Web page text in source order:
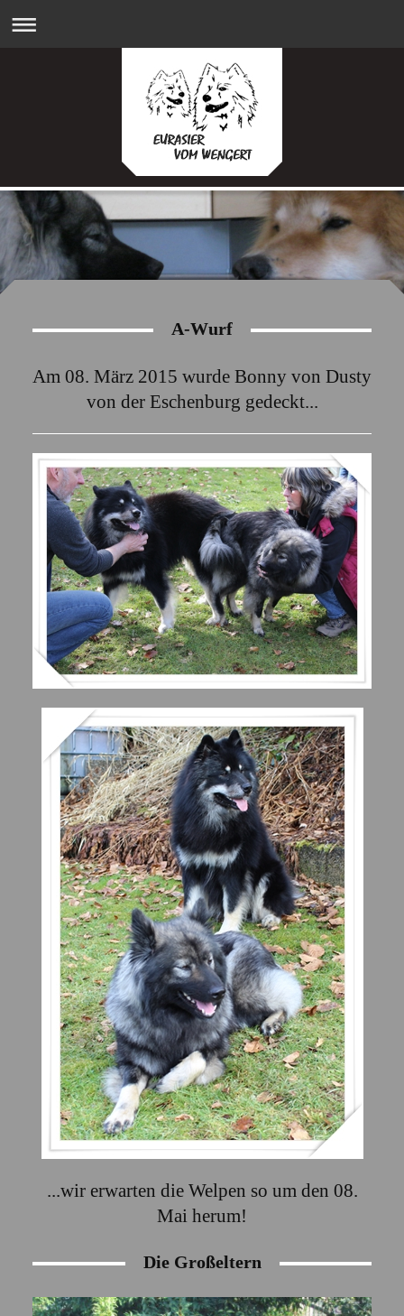
A-Wurf
Am 08. März 2015 wurde Bonny von Dusty
von der Eschenburg gedeckt...
...wir erwarten die Welpen so um den 08.
Mai herum!
Die Großeltern